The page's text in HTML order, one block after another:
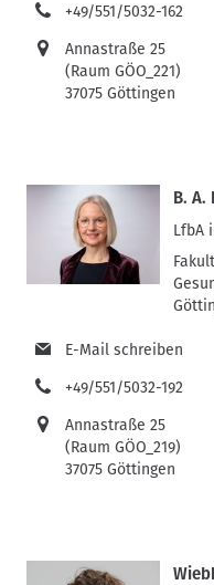
+49/551/5032-162
Annastraße 25
(Raum GÖO_221)
37075 Göttingen
B. A.
LfbA
E-Mail schreiben
+49/551/5032-192
Annastraße 25
(Raum GÖO_219)
37075 Göttingen